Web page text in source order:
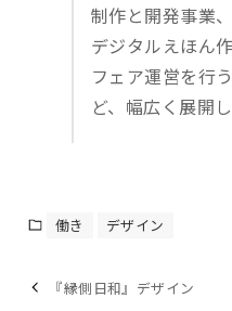
制作と開発事業
デジタルえほん
フェア運営を行
ど、幅広く展開
働き デザイン
『縁側日和』デザイン